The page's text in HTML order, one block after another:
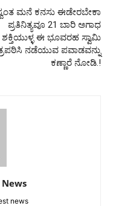
ಮನೆ ಕನಸು ಈಡೇರಬೇಕಾ
ಪ್ರತಿನಿತ್ಯವೂ 21 ಬಾರಿ ಅಗಾಧ
ಶಕ್ತಿಯುಳ್ಳ ಈ ಭೂವರಹ ಸ್ವಾಮಿ
ನಡೆಯುವ ಪವಾಡವನ್ನು
ಕಣ್ಣಾರೆ ನೋಡಿ.!
news